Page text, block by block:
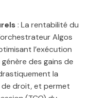
: La rentabilité du
Algos
l’exécution
des gains de
la
de droit, et permet